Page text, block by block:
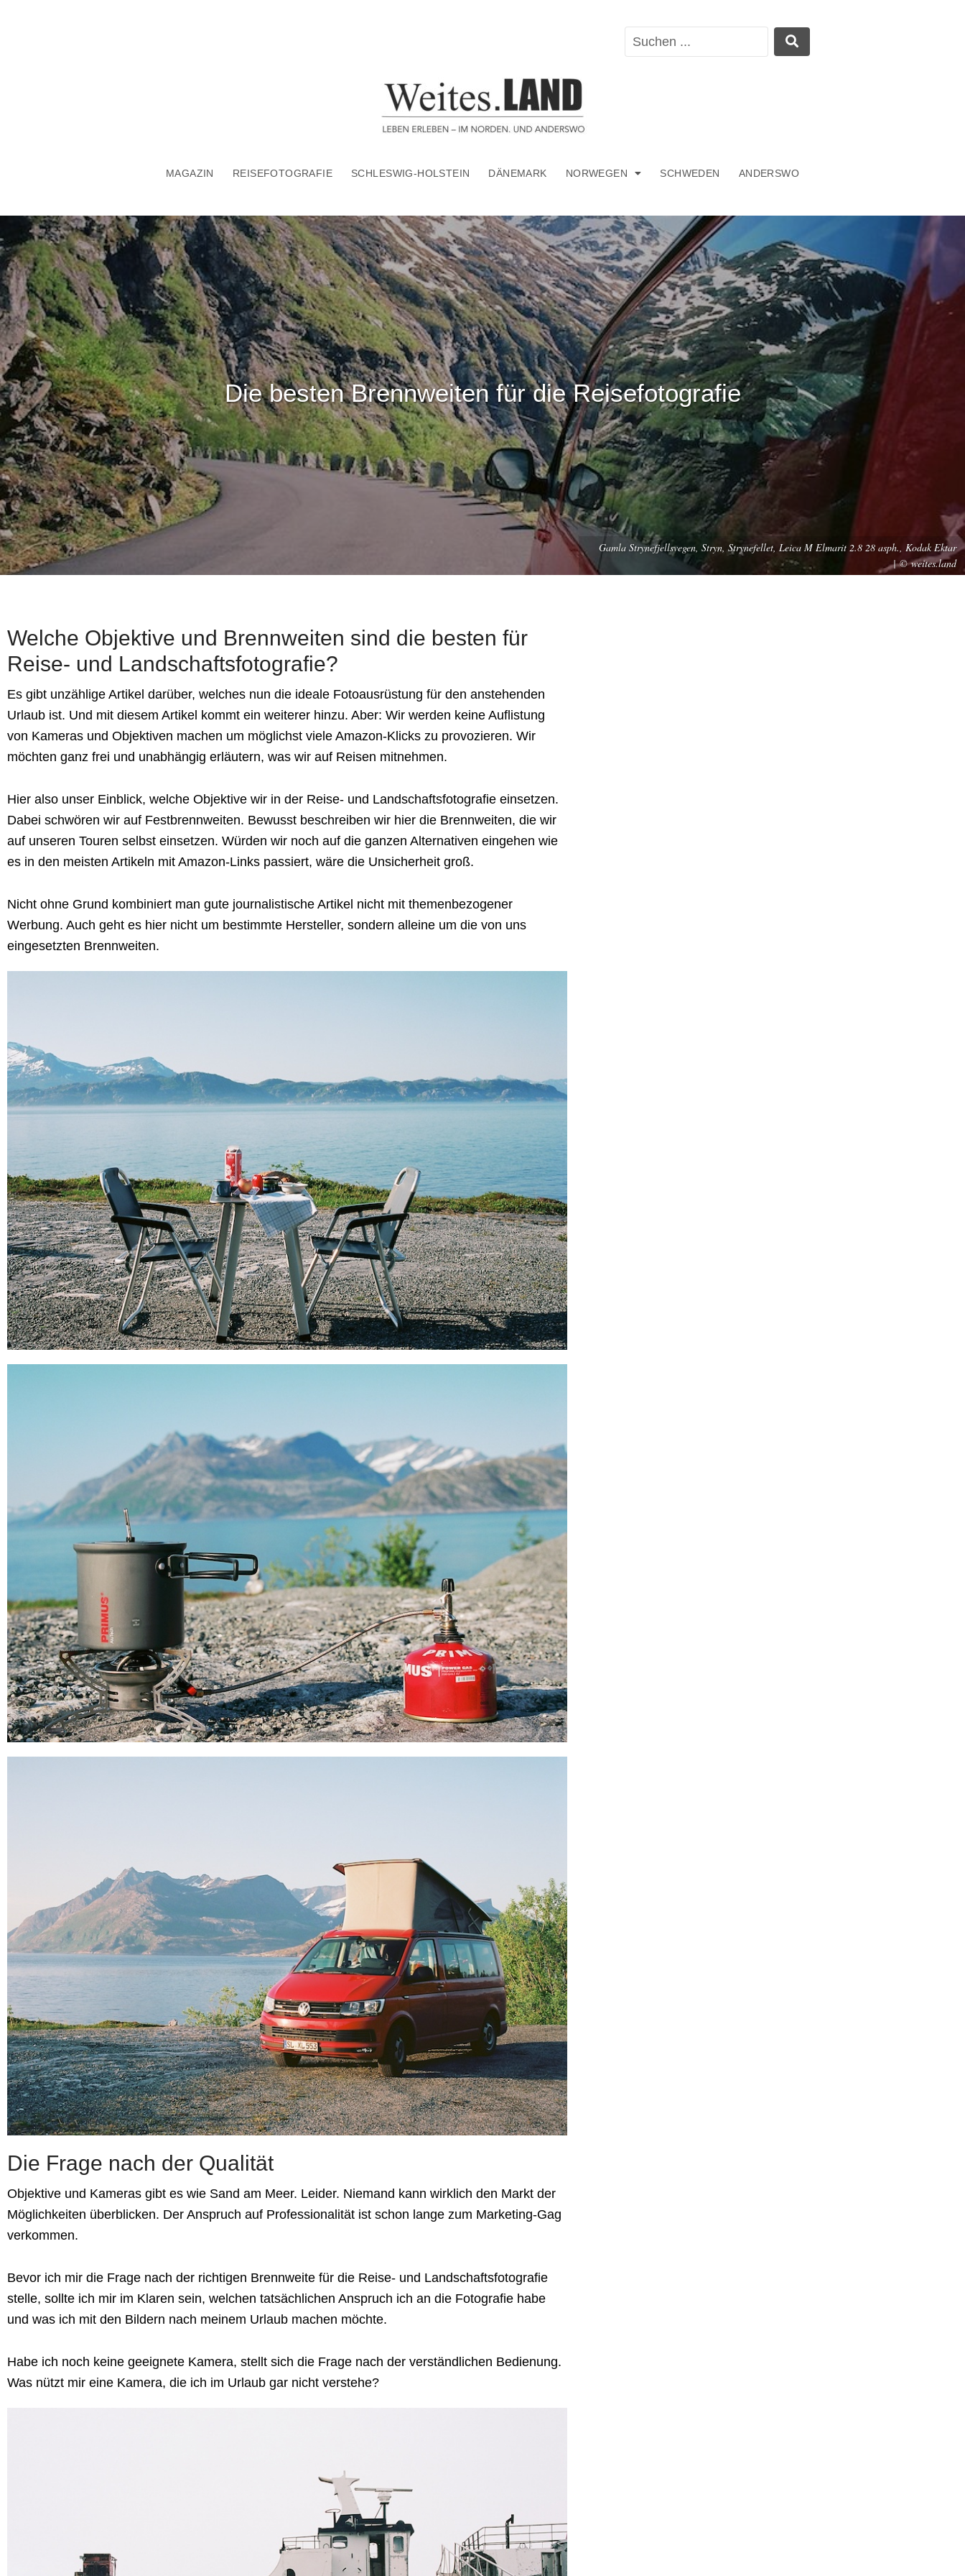
MAGAZIN REISEFOTOGRAFIE SCHLESWIG-HOLSTEIN DÄNEMARK NORWEGEN SCHWEDEN ANDERSWO
Die besten Brennweiten für die Reisefotografie
Gamla Strynefjellsvegen, Stryn, Strynefellet, Leica M Elmarit 2.8 28 asph., Kodak Ektar
| © weites.land
Welche Objektive und Brennweiten sind die besten für
Reise- und Landschaftsfotografie?
Es gibt unzählige Artikel darüber, welches nun die ideale Fotoausrüstung für den anstehenden
Urlaub ist. Und mit diesem Artikel kommt ein weiterer hinzu. Aber: Wir werden keine Auflistung
von Kameras und Objektiven machen um möglichst viele Amazon-Klicks zu provozieren. Wir
möchten ganz frei und unabhängig erläutern, was wir auf Reisen mitnehmen.
Hier also unser Einblick, welche Objektive wir in der Reise- und Landschaftsfotografie einsetzen.
Dabei schwören wir auf Festbrennweiten. Bewusst beschreiben wir hier die Brennweiten, die wir
auf unseren Touren selbst einsetzen. Würden wir noch auf die ganzen Alternativen eingehen wie
es in den meisten Artikeln mit Amazon-Links passiert, wäre die Unsicherheit groß.
Nicht ohne Grund kombiniert man gute journalistische Artikel nicht mit themenbezogener
Werbung. Auch geht es hier nicht um bestimmte Hersteller, sondern alleine um die von uns
eingesetzten Brennweiten.
Die Frage nach der Qualität
Objektive und Kameras gibt es wie Sand am Meer. Leider. Niemand kann wirklich den Markt der
Möglichkeiten überblicken. Der Anspruch auf Professionalität ist schon lange zum Marketing-Gag
verkommen.
Bevor ich mir die Frage nach der richtigen Brennweite für die Reise- und Landschaftsfotografie
stelle, sollte ich mir im Klaren sein, welchen tatsächlichen Anspruch ich an die Fotografie habe
und was ich mit den Bildern nach meinem Urlaub machen möchte.
Habe ich noch keine geeignete Kamera, stellt sich die Frage nach der verständlichen Bedienung.
Was nützt mir eine Kamera, die ich im Urlaub gar nicht verstehe?